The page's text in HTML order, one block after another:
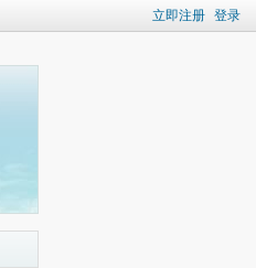
立即注册 登录